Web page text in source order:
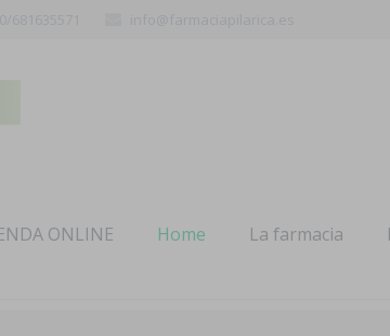
ONLINE Home La farmacia